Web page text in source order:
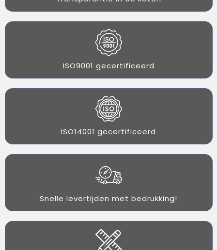
ISO9001 gecertificeerd
ISO14001 gecertificeerd
Snelle levertijden met bedrukking!